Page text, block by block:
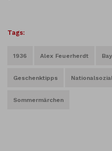
Tags:
1936 Alex Feuerherdt
Geschenktipps
Sommermärchen